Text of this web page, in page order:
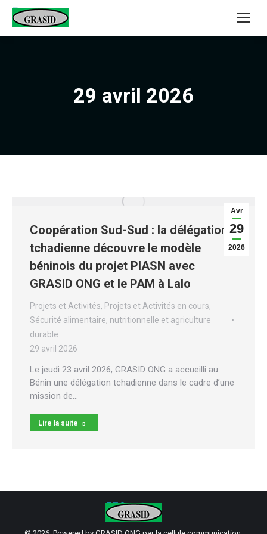
29 avril 2026
Avr
29
2026
Coopération Sud-Sud : la délégation
tchadienne découvre le modèle
béninois du projet PIASN avec
GRASID ONG et le PAM à Lalo
Projets et Activités, Projets et Activités en cours,
Sécurité alimentaire, nutritionnelle et agriculture
durable
29 avril 2026
Le jeudi 23 avril 2026, GRASID ONG a accueilli au
Bénin une délégation tchadienne dans le cadre d’une
mission de…
Lire la suite